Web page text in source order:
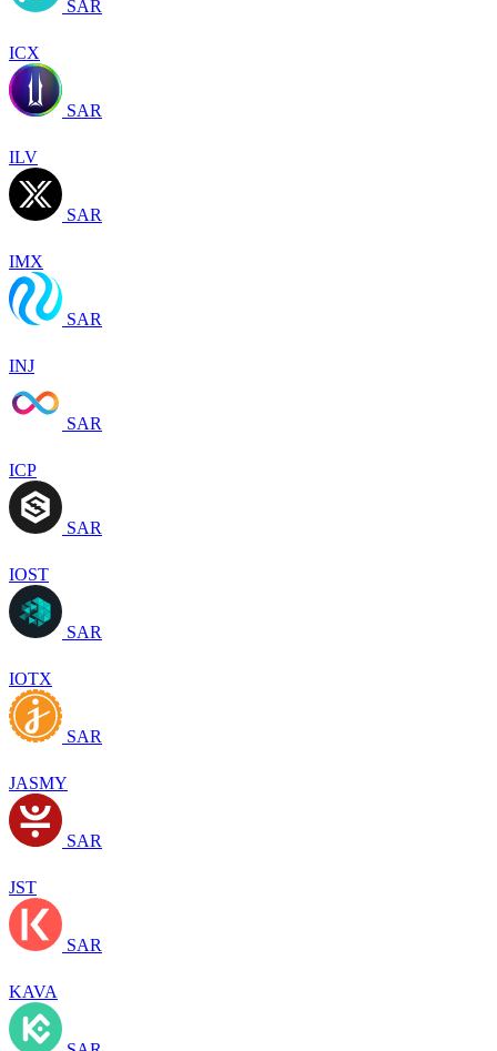
SAR
ICX
SAR
ILV
SAR
IMX
SAR
INJ
SAR
ICP
SAR
IOST
SAR
IOTX
SAR
JASMY
SAR
JST
SAR
KAVA